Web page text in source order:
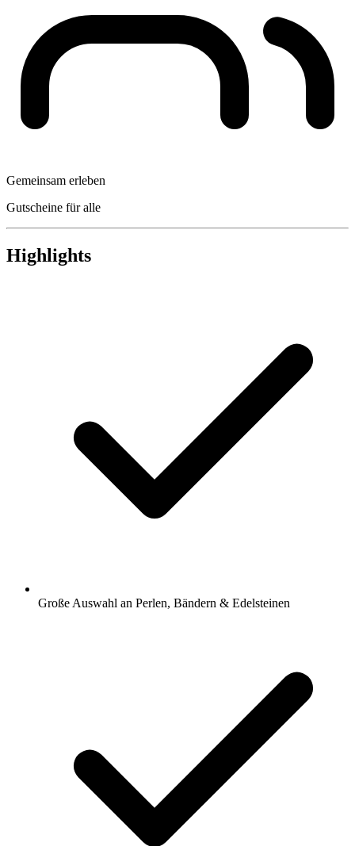
Gemeinsam erleben
Gutscheine für alle
Highlights
Große Auswahl an Perlen, Bändern & Edelsteinen